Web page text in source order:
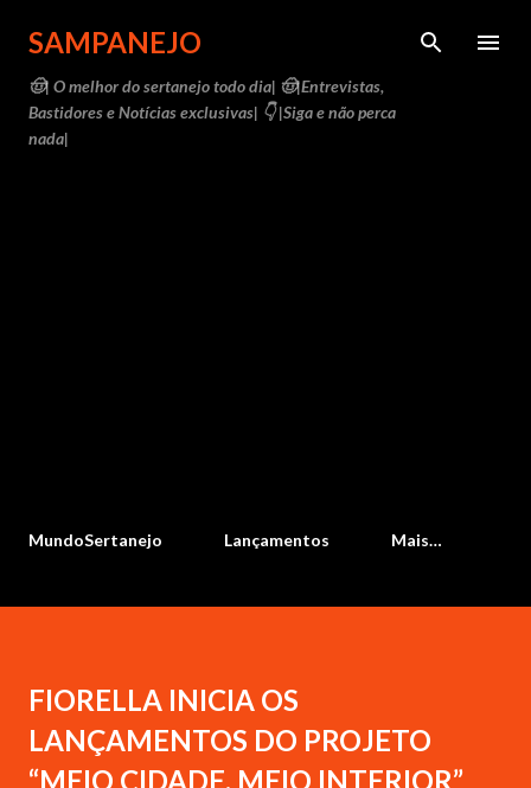
Pular para o conteúdo principal
SAMPANEJO
🤠| O melhor do sertanejo todo dia| 🤠|Entrevistas,
Bastidores e Notícias exclusivas| 👇 |Siga e não perca
nada|
MundoSertanejo Lançamentos Mais…
FIORELLA INICIA OS
LANÇAMENTOS DO PROJETO
“MEIO CIDADE, MEIO INTERIOR”